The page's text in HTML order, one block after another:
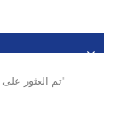
1 تم العثور على نتائج لـ "شركة سي آند دي للطاقة المتجددة النظيفة"